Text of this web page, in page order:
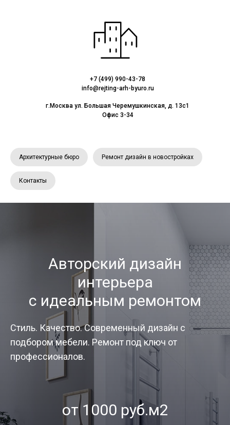
+7 (499) 990-43-78
info@rejting-arh-byuro.ru
г.Москва ул. Большая Черемушкинская, д. 13с1
Офис 3-34
Архитектурные бюро Ремонт дизайн в новостройках
Контакты
Авторский дизайн
интерьера
с идеальным ремонтом
Стиль. Качество. Современный дизайн с
подбором мебели. Ремонт под ключ от
профессионалов.
от 1000 руб.м2